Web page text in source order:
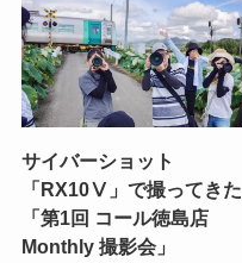
サイバーショット
「RX10Ⅴ」で撮ってきた
「第1回 コール徳島店
Monthly 撮影会」